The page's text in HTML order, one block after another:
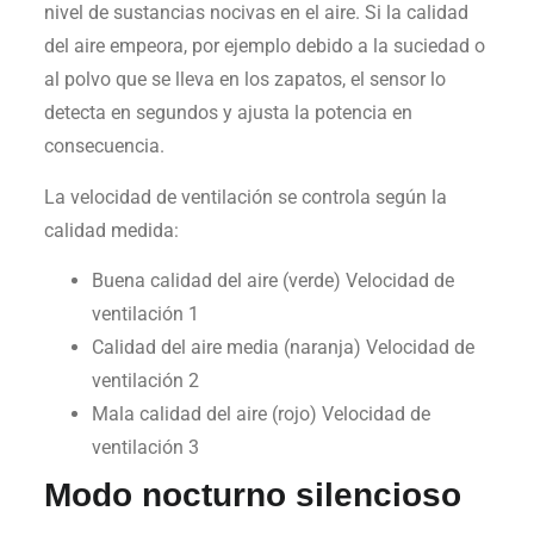
nivel de sustancias nocivas en el aire. Si la calidad
del aire empeora, por ejemplo debido a la suciedad o
al polvo que se lleva en los zapatos, el sensor lo
detecta en segundos y ajusta la potencia en
consecuencia.
La velocidad de ventilación se controla según la
calidad medida:
Buena calidad del aire (verde) Velocidad de
ventilación 1
Calidad del aire media (naranja) Velocidad de
ventilación 2
Mala calidad del aire (rojo) Velocidad de
ventilación 3
Modo nocturno silencioso